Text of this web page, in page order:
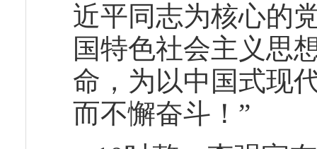
近平同志为核心的
国特色社会主义思
命，为以中国式现
而不懈奋斗！”